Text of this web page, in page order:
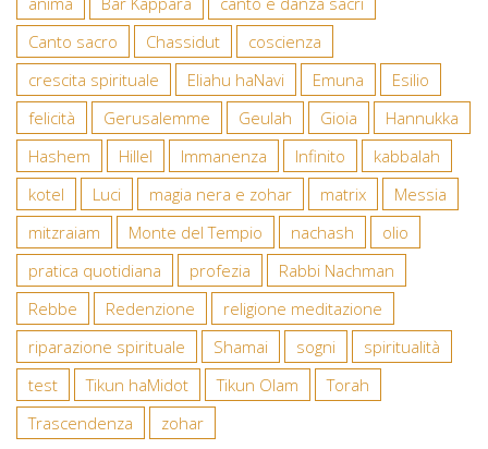
Canto sacro
Chassidut
coscienza
crescita spirituale
Eliahu haNavi Emuna
Esilio
felicità
Gerusalemme Geulah Gioia
Hannukka
Hashem
Hillel Immanenza Infinito
kabbalah
kotel
Luci magia nera e zohar matrix
Messia
mitzraiam
Monte del Tempio nachash
olio
pratica quotidiana
profezia
Rabbi Nachman
Rebbe
Redenzione
religione meditazione
riparazione spirituale
Shamai sogni
spiritualità
test
Tikun haMidot Tikun Olam
Torah
Trascendenza
zohar